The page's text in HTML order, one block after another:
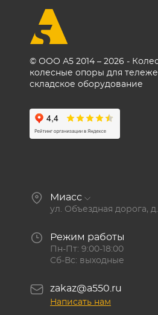
© ООО А5 2014 – 2026 -
колесные опоры для
складское оборудование
Миасс
ул. Объездная дорога, д.
Режим работы
Пн-Пт: 9:00-18:00
Сб-Вс: выходные
zakaz@a550.ru
Написать нам